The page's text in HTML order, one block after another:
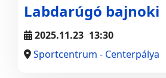
Labdarúgó bajnoki
2025.11.23 13:30
Sportcentrum - Centerpálya